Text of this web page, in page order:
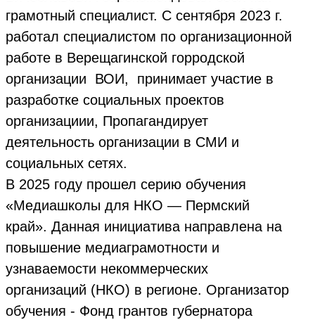
грамотный специалист. С сентября 2023 г.
работал специалистом по организационной
работе в Верещагинской горродской
организации ВОИ, принимает участие в
разработке социальных проектов
организациии, Пропагандирует
деятельность организации в СМИ и
социальных сетях.
В 2025 году прошел серию обучения
«Медиашколы для НКО — Пермский
край». Данная инициатива направлена на
повышение медиаграмотности и
узнаваемости некоммерческих
организаций (НКО) в регионе. Организатор
обучения - Фонд грантов губернатора